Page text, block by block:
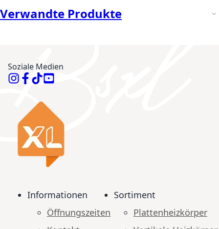
Verwandte Produkte
Soziale Medien
Informationen
Öffnungszeiten
Sortiment
Plattenheizkörper